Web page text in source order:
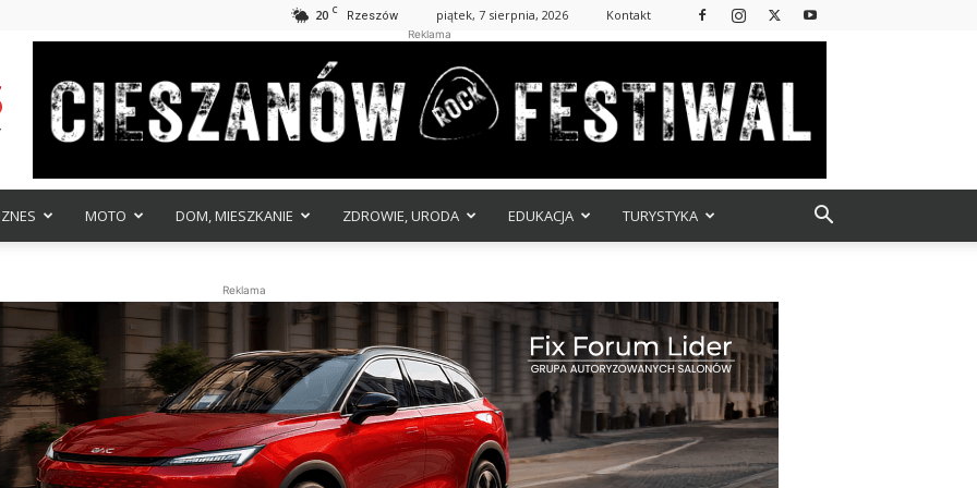
20 C Rzeszów piątek, 7 sierpnia, 2026 Kontakt
Reklama
MOTO DOM, MIESZKANIE ZDROWIE, URODA EDUKACJA TURYSTYKA
Reklama